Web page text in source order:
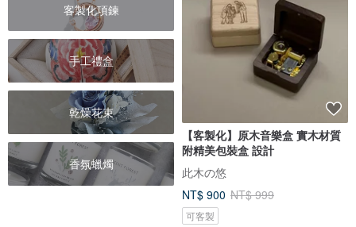
客製化項鍊
手工禮盒
乾燥花束
香氛蠟燭
【客製化】原木音樂盒 實木材質
附精美包裝盒 設計
此木の悠
NT$ 900 NT$ 999
可客製